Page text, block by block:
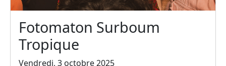
Fotomaton Surboum
Tropique
Vendredi, 3 octobre 2025